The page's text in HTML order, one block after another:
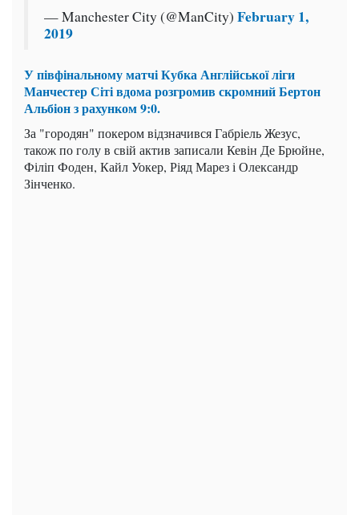
— Manchester City (@ManCity) February 1,
2019
У півфінальному матчі Кубка Англійської ліги
Манчестер Сіті вдома розгромив скромний Бертон
Альбіон з рахунком 9:0.
За "городян" покером відзначився Габріель Жезус,
також по голу в свій актив записали Кевін Де Брюйне,
Філіп Фоден, Кайл Уокер, Ріяд Марез і Олександр
Зінченко.